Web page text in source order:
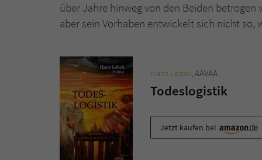
über Jahre hinweg von den Beiden betrogen
aber sein Vorhaben entwickelt sich nicht so,
Hans Lebek, AAVAA
Todeslogistik
Jetzt kaufen bei